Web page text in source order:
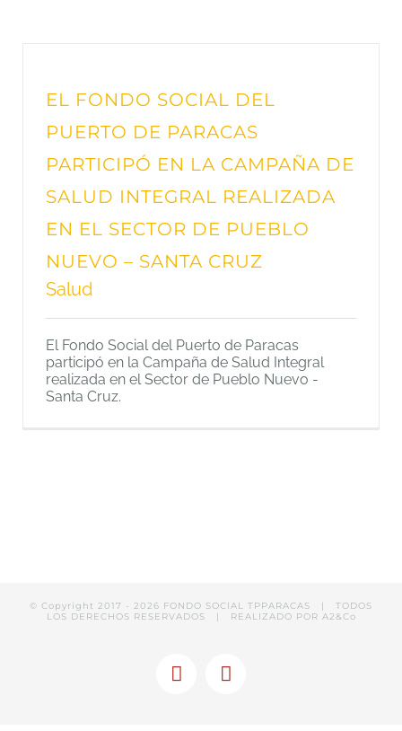
PUEBLO NUEVO – SANTA
CRUZ
EL FONDO SOCIAL DEL
PUERTO DE PARACAS
PARTICIPÓ EN LA CAMPAÑA DE
SALUD INTEGRAL REALIZADA
EN EL SECTOR DE PUEBLO
NUEVO – SANTA CRUZ
Salud
El Fondo Social del Puerto de Paracas
participó en la Campaña de Salud Integral
realizada en el Sector de Pueblo Nuevo -
Santa Cruz.
© Copyright 2017 - 2026 FONDO SOCIAL TPPARACAS | TODOS
LOS DERECHOS RESERVADOS | REALIZADO POR A2&Co
Facebook